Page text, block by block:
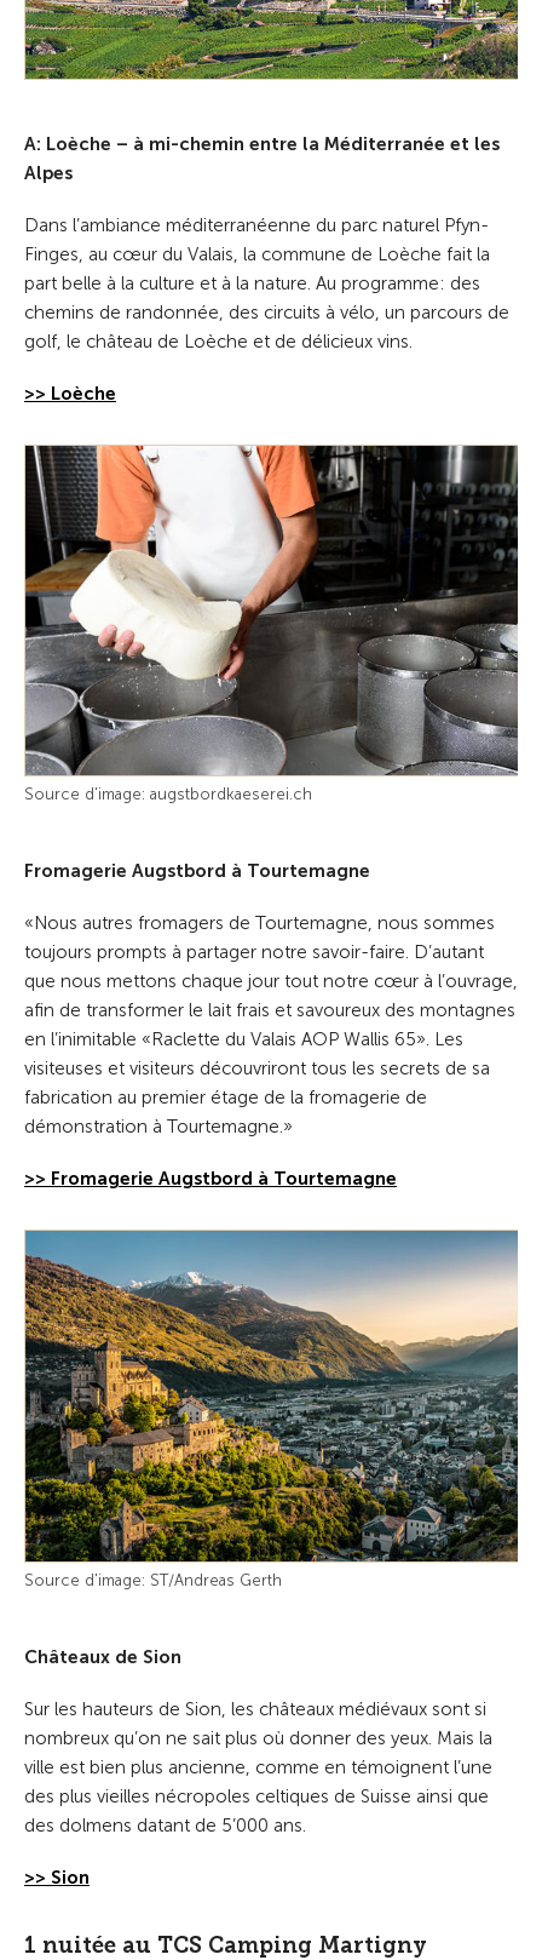
A: Loèche – à mi-chemin entre la Méditerranée et les
Alpes
Dans l’ambiance méditerranéenne du parc naturel Pfyn-
Finges, au cœur du Valais, la commune de Loèche fait la
part belle à la culture et à la nature. Au programme: des
chemins de randonnée, des circuits à vélo, un parcours de
golf, le château de Loèche et de délicieux vins.
>> Loèche
Source d'image: augstbordkaeserei.ch
Fromagerie Augstbord à Tourtemagne
«Nous autres fromagers de Tourtemagne, nous sommes
toujours prompts à partager notre savoir-faire. D’autant
que nous mettons chaque jour tout notre cœur à l’ouvrage,
afin de transformer le lait frais et savoureux des montagnes
en l’inimitable «Raclette du Valais AOP Wallis 65». Les
visiteuses et visiteurs découvriront tous les secrets de sa
fabrication au premier étage de la fromagerie de
démonstration à Tourtemagne.»
>> Fromagerie Augstbord à Tourtemagne
Source d'image: ST/Andreas Gerth
Châteaux de Sion
Sur les hauteurs de Sion, les châteaux médiévaux sont si
nombreux qu’on ne sait plus où donner des yeux. Mais la
ville est bien plus ancienne, comme en témoignent l’une
des plus vieilles nécropoles celtiques de Suisse ainsi que
des dolmens datant de 5’000 ans.
>> Sion
1 nuitée au TCS Camping Martigny